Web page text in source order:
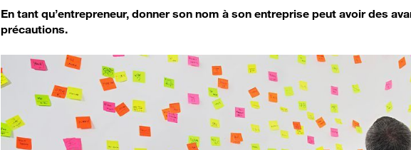
En tant qu’entrepreneur, donner son nom à son entreprise peut avoir des
précautions.